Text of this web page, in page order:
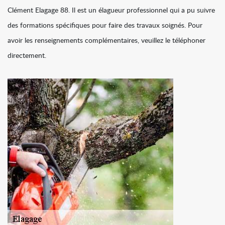
Clément Elagage 88. Il est un élagueur professionnel qui a pu suivre
des formations spécifiques pour faire des travaux soignés. Pour
avoir les renseignements complémentaires, veuillez le téléphoner
directement.